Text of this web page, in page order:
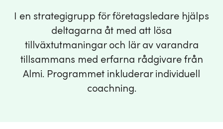
I en strategigrupp för företagsledare hjälps
deltagarna åt med att lösa
tillväxtutmaningar och lär av varandra
tillsammans med erfarna rådgivare från
Almi. Programmet inkluderar individuell
coachning.